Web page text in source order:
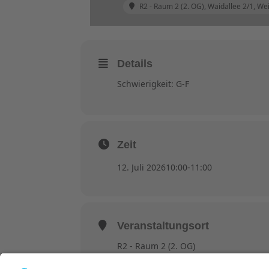
R2 - Raum 2 (2. OG), Waidallee 2/1,
Details
Schwierigkeit: G-F
Zeit
12. Juli 202610:00-11:00
Veranstaltungsort
R2 - Raum 2 (2. OG)
Waidallee 2/1, Weinheim